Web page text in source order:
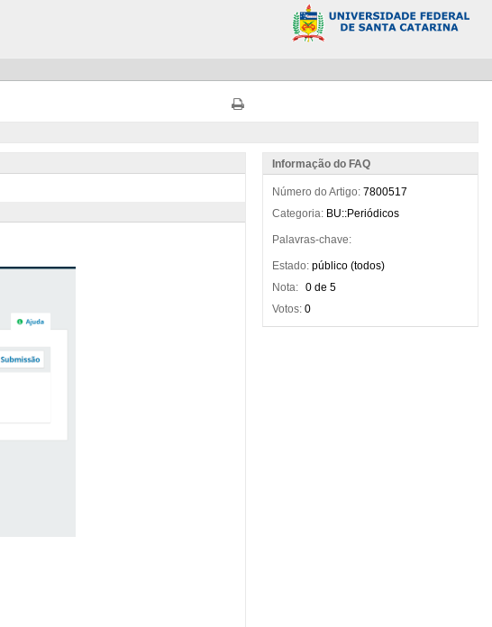
Informação do FAQ
Número do Artigo: 7800517
Categoria: BU::Periódicos
Palavras-chave:
Estado: público (todos)
Nota: 0 de 5
Votos: 0